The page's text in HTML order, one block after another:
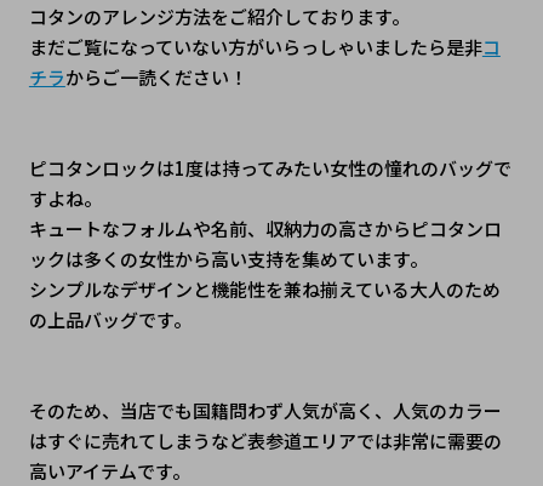
コタンのアレンジ方法をご紹介しております。
まだご覧になっていない方がいらっしゃいましたら是非コ
チラからご一読ください！
ピコタンロックは1度は持ってみたい女性の憧れのバッグで
すよね。
キュートなフォルムや名前、収納力の高さからピコタンロ
ックは多くの女性から高い支持を集めています。
シンプルなデザインと機能性を兼ね揃えている大人のため
の上品バッグです。
そのため、当店でも国籍問わず人気が高く、人気のカラー
はすぐに売れてしまうなど表参道エリアでは非常に需要の
高いアイテムです。